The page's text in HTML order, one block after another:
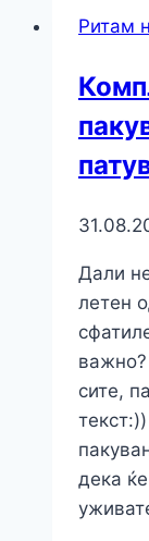
Ритам
Дали
летен
сите,
дека